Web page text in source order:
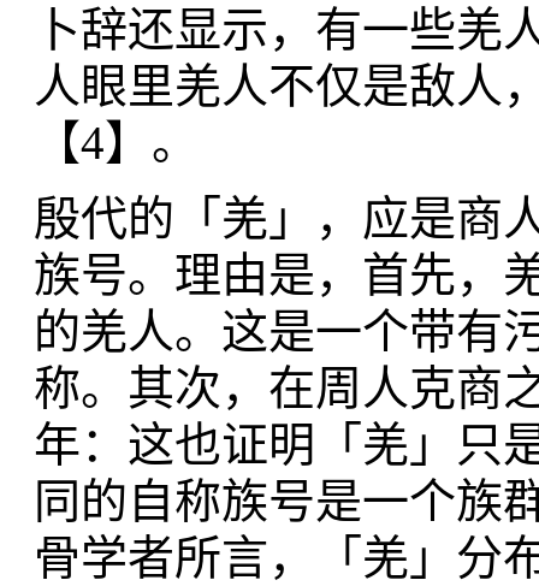
卜辞还显示，有一些羌
人眼里羌人不仅是敌人
【4】。
殷代的「羌」，应是商
族号。理由是，首先，
的羌人。这是一个带有
称。其次，在周人克商
年：这也证明「羌」只
同的自称族号是一个族
骨学者所言，「羌」分